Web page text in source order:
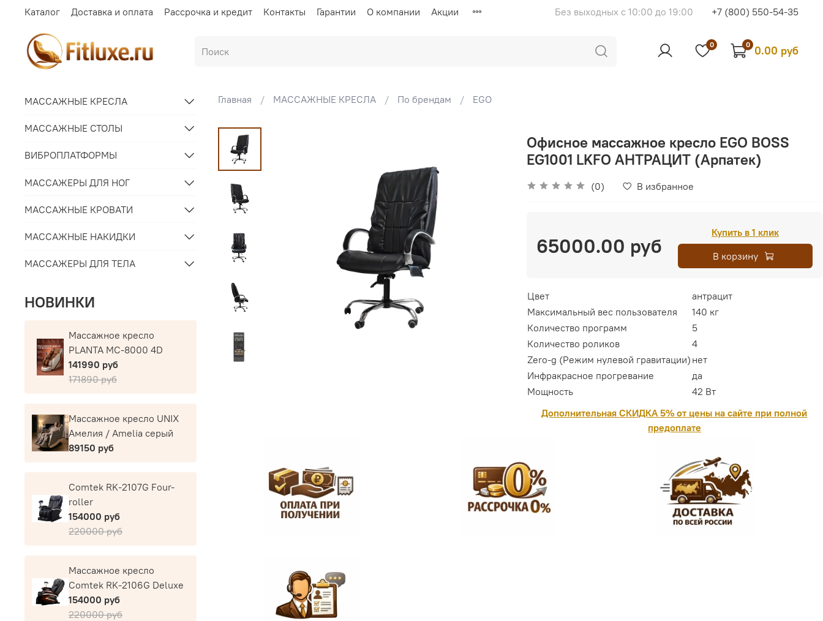
Каталог Доставка и оплата Рассрочка и кредит Контакты Гарантии О компании Акции Без выходных с 10:00 до 19:00 +7 (800) 550-54-35
0 0 0.00 руб
Главная МАССАЖНЫЕ КРЕСЛА По брендам EGO
Офисное массажное кресло EGO BOSS
EG1001 LKFO АНТРАЦИТ (Арпатек)
(0) В избранное
65000.00 руб
Купить в 1 клик
В корзину
Цвет
антрацит
Максимальный вес пользователя
140 кг
Количество программ
5
Количество роликов
4
Zero-g (Режим нулевой гравитации) нет
Инфракрасное прогревание
да
Мощность
42 Вт
Дополнительная СКИДКА 5% от цены на сайте при полной
предоплате
МАССАЖНЫЕ КРЕСЛА
МАССАЖНЫЕ СТОЛЫ
ВИБРОПЛАТФОРМЫ
МАССАЖЕРЫ ДЛЯ НОГ
МАССАЖНЫЕ КРОВАТИ
МАССАЖНЫЕ НАКИДКИ
МАССАЖЕРЫ ДЛЯ ТЕЛА
НОВИНКИ
Массажное кресло
PLANTA MC-8000 4D
141990 руб
171890 руб
Массажное кресло UNIX
Амелия / Amelia серый
89150 руб
Comtek RK-2107G Four-
roller
154000 руб
220000 руб
Массажное кресло
Comtek RK-2106G Deluxe
154000 руб
220000 руб